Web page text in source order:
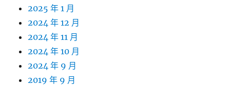
2025 年 1 月
2024 年 12 月
2024 年 11 月
2024 年 10 月
2024 年 9 月
2019 年 9 月